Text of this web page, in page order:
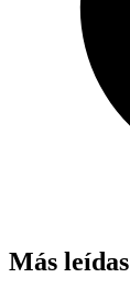
Más leídas